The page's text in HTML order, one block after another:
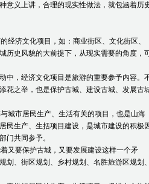
意义上讲，合理的现实性做法，就包涵着历
济文化项目，如：商业街区、文化街区、
历史风貌的大前提下，从现实需要的角度，
中，经济文化项目是旅游的重要参予内容。
花之举，也是保护古城、建设古城、发展古
城市居民生产、生活有关的项目，也是山海
民生产、生括项目建设，是城市建设的积极
门共同参予。
又要保护古城，又要发展建设这样一个矛
、街区规划、乡村规划、名胜旅游区规划、